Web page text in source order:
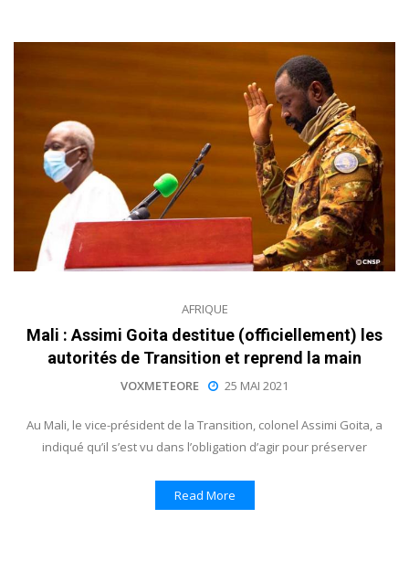
AFRIQUE
Mali : Assimi Goita destitue (officiellement) les
autorités de Transition et reprend la main
VOXMETEORE 25 MAI 2021
Au Mali, le vice-président de la Transition, colonel Assimi Goita, a
indiqué qu’il s’est vu dans l’obligation d’agir pour préserver
Read More